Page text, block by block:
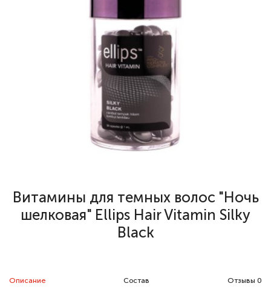
Витамины для темных волос "Ночь
шелковая" Ellips Hair Vitamin Silky
Black
Описание Состав Отзывы 0